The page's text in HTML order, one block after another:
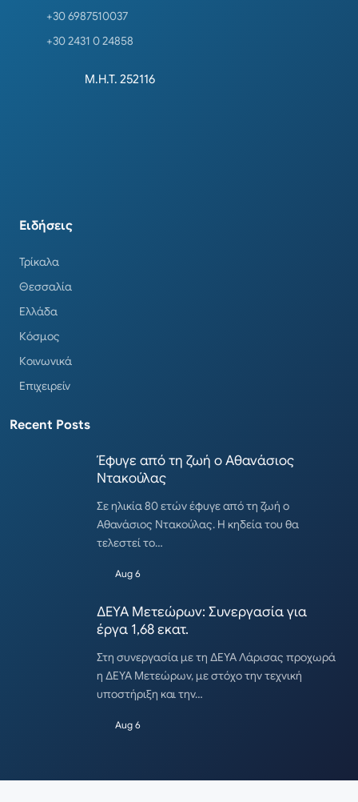
+30 6987510037
+30 2431 0 24858
Μ.Η.Τ. 252116
Ειδήσεις
Τρίκαλα
Θεσσαλία
Ελλάδα
Κόσμος
Κοινωνικά
Επιχειρείν
Recent Posts
Έφυγε από τη ζωή ο Αθανάσιος
Ντακούλας
Σε ηλικία 80 ετών έφυγε από τη ζωή ο
Αθανάσιος Ντακούλας. Η κηδεία του θα
τελεστεί το…
Aug 6
ΔΕΥΑ Μετεώρων: Συνεργασία για
έργα 1,68 εκατ.
Στη συνεργασία με τη ΔΕΥΑ Λάρισας προχωρά
η ΔΕΥΑ Μετεώρων, με στόχο την τεχνική
υποστήριξη και την…
Aug 6